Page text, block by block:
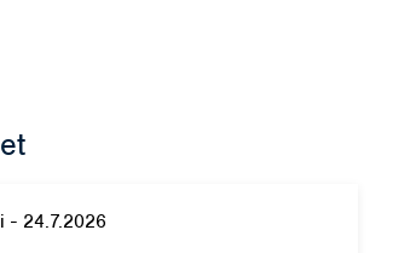
- 24.7.2026